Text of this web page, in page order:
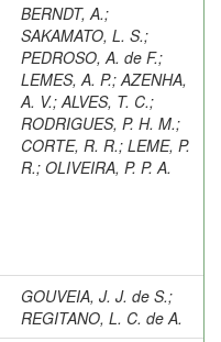
BERNDT, A.;
SAKAMATO, L. S.;
PEDROSO, A. de F.;
LEMES, A. P.; AZENHA,
A. V.; ALVES, T. C.;
RODRIGUES, P. H. M.;
CORTE, R. R.; LEME, P.
R.; OLIVEIRA, P. P. A.
GOUVEIA, J. J. de S.;
REGITANO, L. C. de A.